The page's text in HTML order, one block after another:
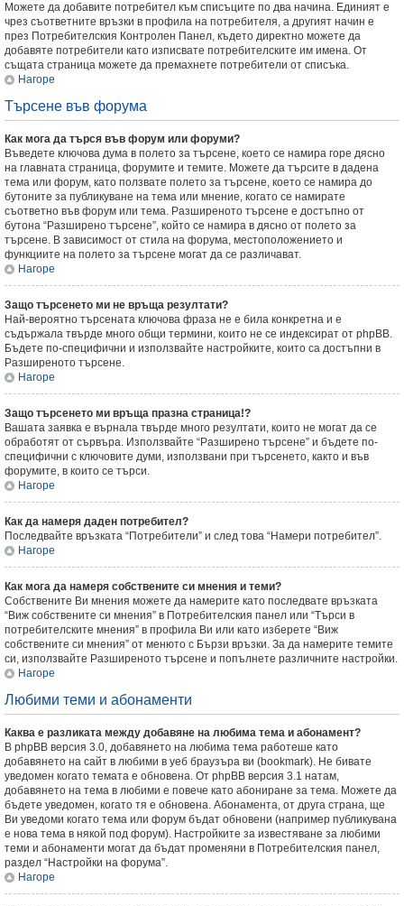
Можете да добавите потребител към списъците по два начина. Единият е
чрез съответните връзки в профила на потребителя, а другият начин е
през Потребителския Контролен Панел, където директно можете да
добавяте потребители като изписвате потребителските им имена. От
същата страница можете да премахнете потребители от списъка.
Нагоре
Търсене във форума
Как мога да търся във форум или форуми?
Въведете ключова дума в полето за търсене, което се намира горе дясно
на главната страница, форумите и темите. Можете да търсите в дадена
тема или форум, като ползвате полето за търсене, което се намира до
бутоните за публикуване на тема или мнение, когато се намирате
съответно във форум или тема. Разширеното търсене е достъпно от
бутона “Разширено търсене”, който се намира в дясно от полето за
търсене. В зависимост от стила на форума, местоположението и
функциите на полето за търсене могат да се различават.
Нагоре
Защо търсенето ми не връща резултати?
Най-вероятно търсената ключова фраза не е била конкретна и е
съдържала твърде много общи термини, които не се индексират от phpBB.
Бъдете по-специфични и използвайте настройките, които са достъпни в
Разширеното търсене.
Нагоре
Защо търсенето ми връща празна страница!?
Вашата заявка е върнала твърде много резултати, които не могат да се
обработят от сървъра. Използвайте “Разширено търсене” и бъдете по-
специфични с ключовите думи, използвани при търсенето, както и във
форумите, в които се търси.
Нагоре
Как да намеря даден потребител?
Последвайте връзката “Потребители” и след това “Намери потребител”.
Нагоре
Как мога да намеря собствените си мнения и теми?
Собствените Ви мнения можете да намерите като последвате връзката
“Виж собствените си мнения” в Потребителския панел или “Търси в
потребителските мнения” в профила Ви или като изберете “Виж
собствените си мнения” от менюто с Бързи връзки. За да намерите темите
си, използвайте Разширеното търсене и попълнете различните настройки.
Нагоре
Любими теми и абонаменти
Каква е разликата между добавяне на любима тема и абонамент?
В phpBB версия 3.0, добавянето на любима тема работеше като
добавянето на сайт в любими в уеб браузъра ви (bookmark). Не бивате
уведомен когато темата е обновена. От phpBB версия 3.1 натам,
добавянето на тема в любими е повече като абониране за тема. Можете да
бъдете уведомен, когато тя е обновена. Абонамента, от друга страна, ще
Ви уведоми когато тема или форум бъдат обновени (например публикувана
е нова тема в някой под форум). Настройките за известяване за любими
теми и абонаменти могат да бъдат променяни в Потребителския панел,
раздел “Настройки на форума”.
Нагоре